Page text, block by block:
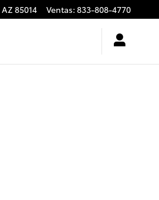
AZ 85014 Ventas: 833-808-4770